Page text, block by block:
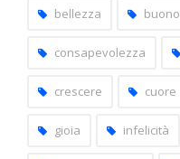
bellezza buono
consapevolezza
crescere cuore
gioia infelicità